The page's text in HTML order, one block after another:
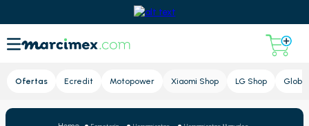
Ofertas Ecredit Motopower Xiaomi Shop LG Shop Global